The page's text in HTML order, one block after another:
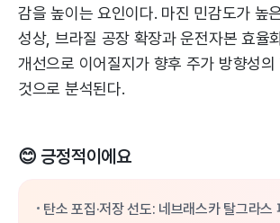
감을 높이는 요인이다. 마진 민감도가 높
성상, 브라질 공장 확장과 운전자본 효율
개선으로 이어질지가 향후 주가 방향성의
것으로 분석된다.
😊 긍정적이에요
탄소 포집·저장 선도: 네브래스카 탈그라스